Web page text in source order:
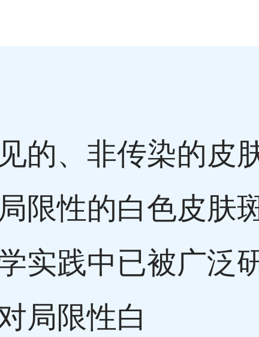
的、非传染的皮
限性的白色皮肤
实践中已被广泛
局限性白